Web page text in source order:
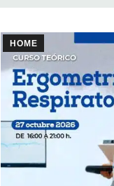
HOME